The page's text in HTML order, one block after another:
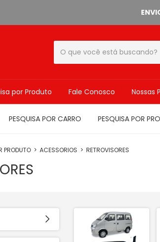
por Produto Fale Conosco Nossas
PESQUISA POR CARRO PESQUISA POR
PRODUTO > ACESSORIOS > RETROVISORES